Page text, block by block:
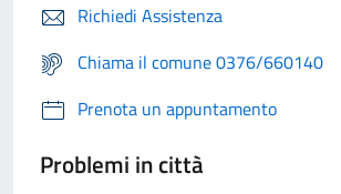
Richiedi Assistenza
Chiama il comune 0376/660140
Prenota un appuntamento
Problemi in città